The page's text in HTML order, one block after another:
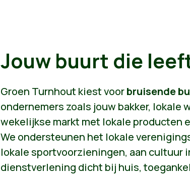
Jouw buurt die
Groen Turnhout kiest voorbruisende
ondernemers zoals jouw bakker, lokale
wekelijkse markt met lokale producten
We ondersteunen het lokale
lokale sportvoorzieningen, aan cultuur
dienstverlening dicht bij huis,